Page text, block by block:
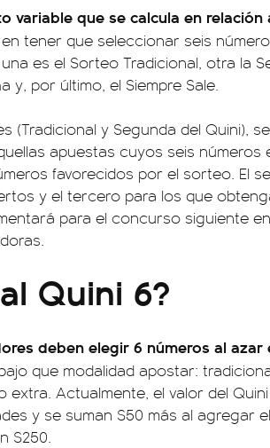
variable que se calcula en relación
tener que seleccionar seis
es el Sorteo Tradicional, otra la
y, por último, el Siempre Sale.
(Tradicional y Segunda del Quini),
apuestas cuyos seis números
favorecidos por el sorteo. El
y el tercero para los que
para el concurso siguiente
Quini 6?
deben elegir 6 números al azar
que modalidad apostar:
extra. Actualmente, el valor del
y se suman $50 más al agregar
$250.